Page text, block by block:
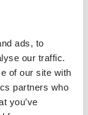
ads, to
our traffic.
of our site with
partners who
you’ve
Als Smoke
sind und
rufen.
stößt,